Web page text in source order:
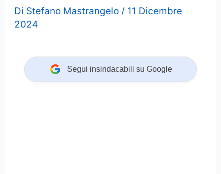
Di Stefano Mastrangelo / 11 Dicembre
2024
Segui insindacabili su Google